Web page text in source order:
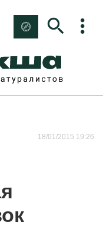
18/01/2015 19:26